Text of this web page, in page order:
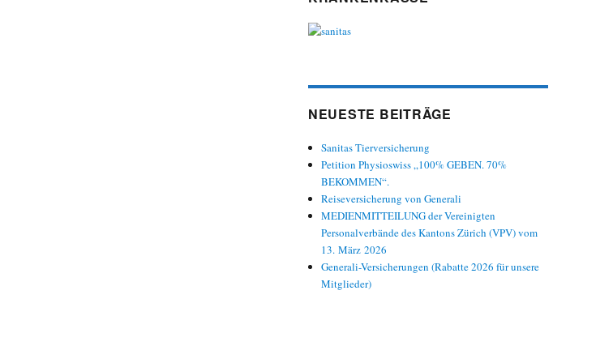
NEUESTE BEITRÄGE
Sanitas Tierversicherung
Petition Physioswiss „100% GEBEN. 70%
BEKOMMEN“.
Reiseversicherung von Generali
MEDIENMITTEILUNG der Vereinigten
Personalverbände des Kantons Zürich (VPV) vom
13. März 2026
Generali-Versicherungen (Rabatte 2026 für unsere
Mitglieder)